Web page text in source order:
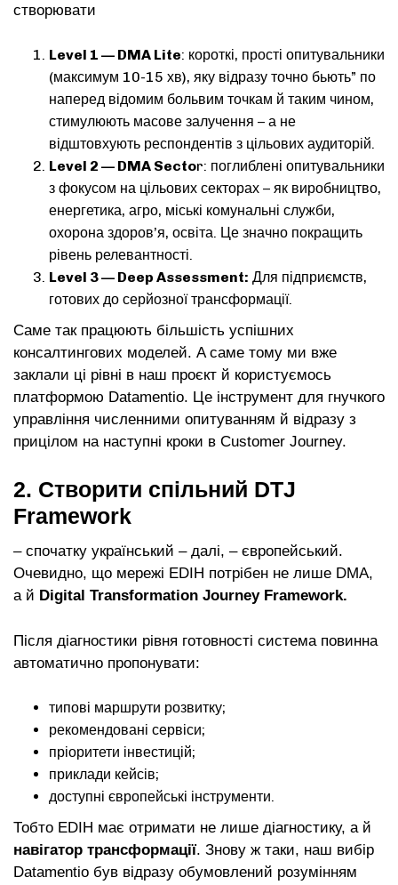
створювати
Level 1 — DMA Lite: короткі, прості опитувальники
(максимум 10-15 хв), яку відразу точно бьють” по
наперед відомим больвим точкам й таким чином,
стимулюють масове залучення – а не
відштовхують респондентів з цільових аудиторій.
Level 2 — DMA Sector: поглиблені опитувальники
з фокусом на цільових секторах – як виробництво,
енергетика, агро, міські комунальні служби,
охорона здоров’я, освіта. Це значно покращить
рівень релевантності.
Level 3 — Deep Assessment: Для підприємств,
готових до серйозної трансформації.
Саме так працюють більшість успішних
консалтингових моделей. A саме тому ми вже
заклали ці рівні в наш проєкт й користуємось
платформою Datamentio. Це інструмент для гнучкого
управління численними опитуванням й відразу з
прицілом на наступні кроки в Customer Journey.
2. Створити спільний DTJ
Framework
– спочатку український – далі, – європейський.
Очевидно, що мережі EDIH потрібен не лише DMA,
а й Digital Transformation Journey Framework.
Після діагностики рівня готовності система повинна
автоматично пропонувати:
типові маршрути розвитку;
рекомендовані сервіси;
пріоритети інвестицій;
приклади кейсів;
доступні європейські інструменти.
Тобто EDIH має отримати не лише діагностику, а й
навігатор трансформації. Знову ж таки, наш вибір
Datamentio був відразу обумовлений розумінням